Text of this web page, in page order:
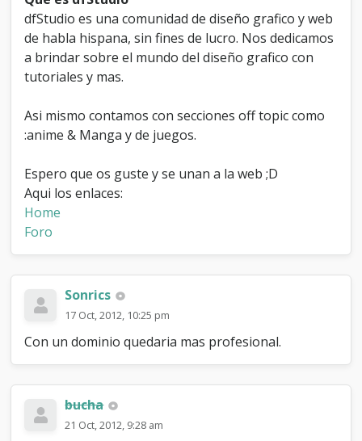
dfStudio es una comunidad de diseño grafico y web
de habla hispana, sin fines de lucro. Nos dedicamos
a brindar sobre el mundo del diseño grafico con
tutoriales y mas.
Asi mismo contamos con secciones off topic como
:anime & Manga y de juegos.
Espero que os guste y se unan a la web ;D
Aqui los enlaces:
Home
Foro
Sonrics
17 Oct, 2012, 10:25 pm
Con un dominio quedaria mas profesional.
bucha
21 Oct, 2012, 9:28 am